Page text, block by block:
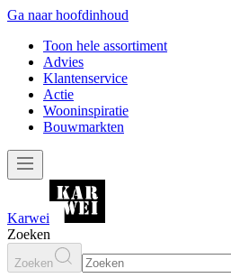
Ga naar hoofdinhoud
Toon hele assortiment
Advies
Klantenservice
Actie
Wooninspiratie
Bouwmarkten
Karwei
Zoeken
Zoeken